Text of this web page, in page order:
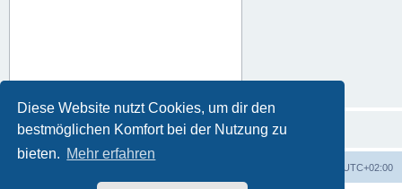
Diese Website nutzt Cookies, um dir den
bestmöglichen Komfort bei der Nutzung zu
bieten. Mehr erfahren
UTC+02:00